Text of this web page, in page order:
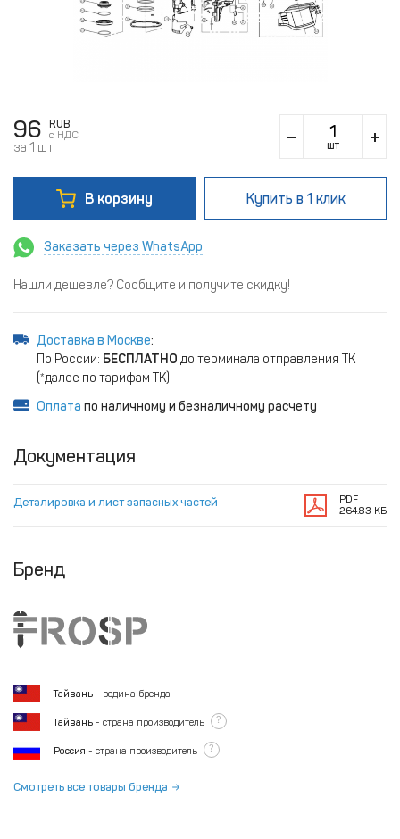
96
RUB
c НДС
за 1 шт. шт
В корзину Купить в 1 клик
Заказать через WhatsApp
Нашли дешевле? Сообщите и получите скидку!
Доставка в Москве:
По России: БЕСПЛАТНО до терминала отправления ТК
(*далее по тарифам ТК)
Оплата по наличному и безналичному расчету
Документация
Деталировка и лист запасных частей
PDF
264.83 КБ
Бренд
Тайвань - родина бренда
Тайвань - страна производитель ?
Россия - страна производитель ?
Смотреть все товары бренда